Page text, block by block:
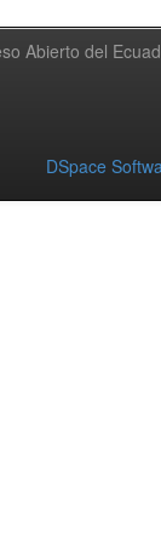
Abierto del
DSpace